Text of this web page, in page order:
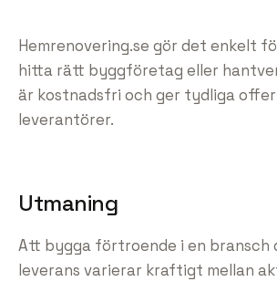
Hemrenovering.se gör det enkelt
hitta rätt byggföretag eller
är kostnadsfri och ger tydliga
leverantörer.
Utmaning
Att bygga förtroende i en bransch
leverans varierar kraftigt mellan